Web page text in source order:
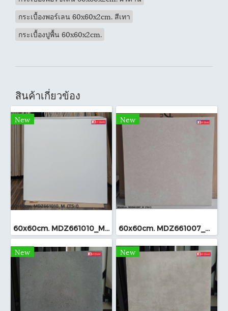
กระเบื้องพอร์เลน 60x60x2cm. สีเทา
กระเบื้องปูพื้น 60x60x2cm.
สินค้าเกี่ยวข้อง
New
60x60cm. MDZ661010_M (TS-I)
New
60x60cm. MDZ661007_M (TS-I)
New New